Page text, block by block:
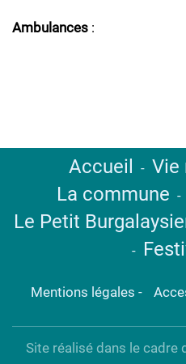
Ambulances :
Accueil - Vie
La commune -
Le Petit
-
Mentions légales -
Site réalisé dans le cadre